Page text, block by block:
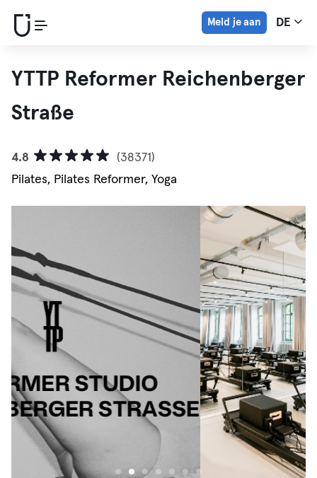
Meld je aan DE
YTTP Reformer Reichenberger
Straße
4.8
(38371)
Pilates, Pilates Reformer, Yoga